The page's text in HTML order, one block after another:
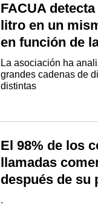
FACUA
litro en un
en función de
La asociación ha
grandes cadenas de
distintas
El 98% de los
llamadas
después de su
.